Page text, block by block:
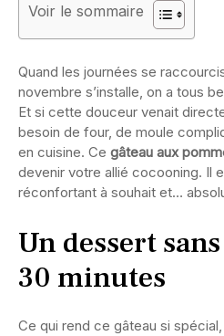
Voir le sommaire
Quand les journées se
novembre s’installe, on a tous
Et si cette douceur venait
besoin de four, de moule
en cuisine. Ce gâteau aux
devenir votre allié cocooning. Il
réconfortant à souhait et…
Un dessert
30 minutes
Ce qui rend ce gâteau si